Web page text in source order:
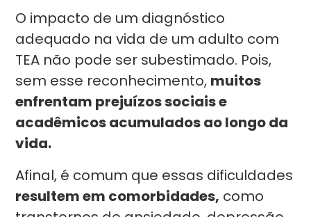
O impacto de um diagnóstico
adequado na vida de um adulto com
TEA não pode ser subestimado. Pois,
sem esse reconhecimento, muitos
enfrentam prejuízos sociais e
acadêmicos acumulados ao longo da
vida.
Afinal, é comum que essas dificuldades
resultem em comorbidades, como